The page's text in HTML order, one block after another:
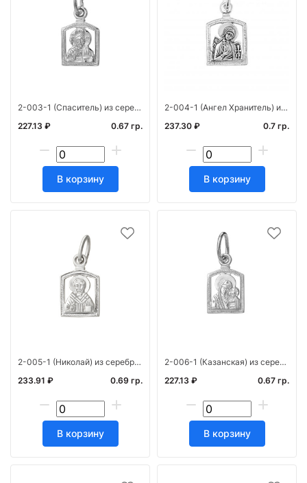
2-003-1 (Спаситель) из серебра 925* лит
227.13 ₽
0.67 гр.
В корзину
2-004-1 (Ангел Хранитель) из серебра 925* лит
237.30 ₽
0.7 гр.
В корзину
2-005-1 (Николай) из серебра 925* лит
233.91 ₽
0.69 гр.
В корзину
2-006-1 (Казанская) из серебра 925* лит
227.13 ₽
0.67 гр.
В корзину